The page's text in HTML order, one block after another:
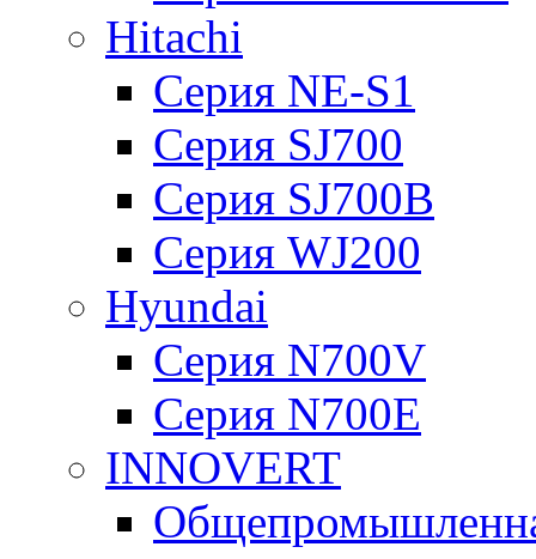
Hitachi
Серия NE-S1
Серия SJ700
Серия SJ700B
Серия WJ200
Hyundai
Серия N700V
Серия N700Е
INNOVERT